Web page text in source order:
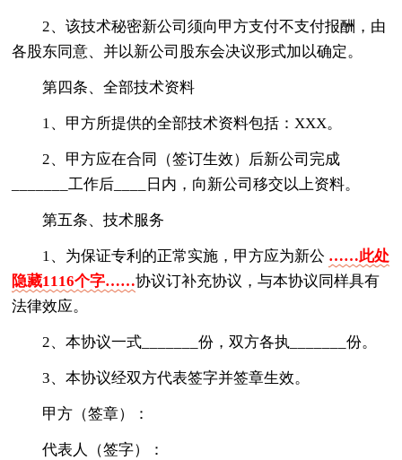
2、该技术秘密新公司须向甲方支付不支付报酬，由
各股东同意、并以新公司股东会决议形式加以确定。
第四条、全部技术资料
1、甲方所提供的全部技术资料包括：XXX。
2、甲方应在合同（签订生效）后新公司完成
_______工作后____日内，向新公司移交以上资料。
第五条、技术服务
1、为保证专利的正常实施，甲方应为新公 ……此处
隐藏1116个字……协议订补充协议，与本协议同样具有
法律效应。
2、本协议一式_______份，双方各执_______份。
3、本协议经双方代表签字并签章生效。
甲方（签章）：
代表人（签字）：